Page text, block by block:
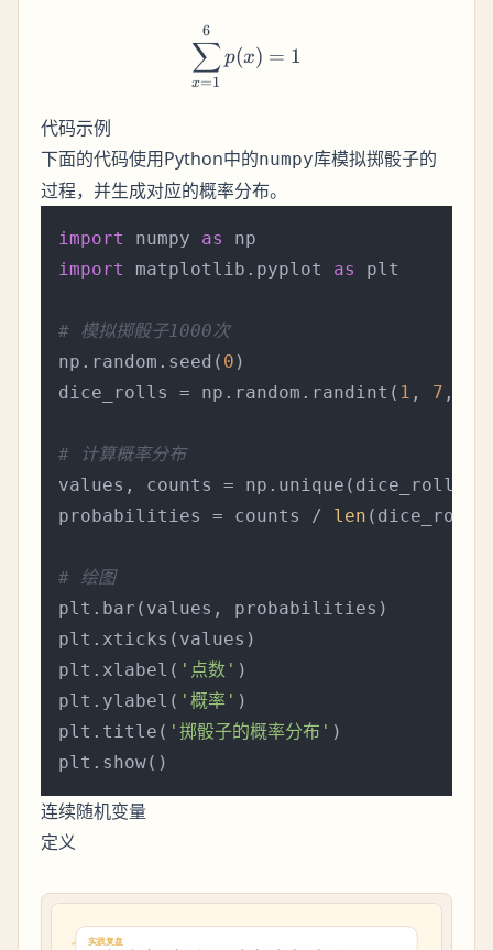
x=1
∑
6
p(x) = 1
代码示例
下面的代码使用Python中的numpy库模拟掷骰子的
过程，并生成对应的概率分布。
import numpy as
import
matplotlib.pyplot as plt
# 模拟掷骰子1000次
np.random.seed( 0 )
dice_rolls = np.random.randint( 1 , 7 ,
# 计算概率分布
values, counts = np.unique(dice_rolls,
probabilities = counts / len
# 绘图
plt.bar(values, probabilities)
plt.xticks(values)
plt.xlabel( '点数' )
plt.ylabel( '概率' )
plt.title( '掷骰子的概率分布' )
连续随机变量
定义